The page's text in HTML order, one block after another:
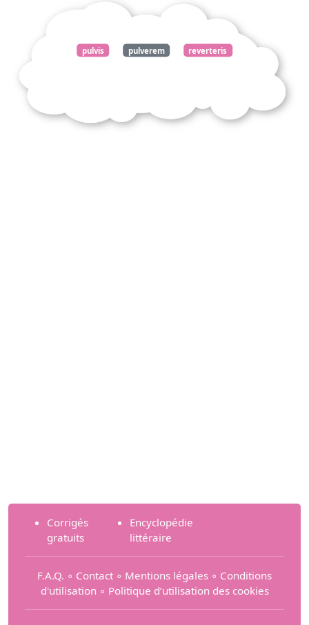
pulvis pulverem reverteris
Corrigés
gratuits
Encyclopédie
littéraire
F.A.Q. ∘ Contact ∘ Mentions légales ∘ Conditions
d'utilisation ∘ Politique d’utilisation des cookies